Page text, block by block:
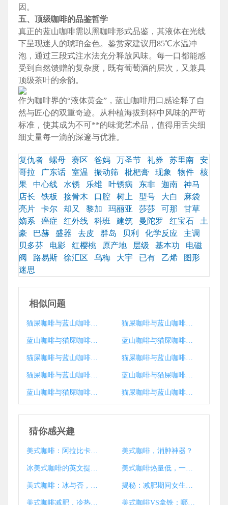
因。
五、顶级咖啡的品鉴哲学
真正的蓝山咖啡需以黑咖啡形式品鉴，其液体在光线
下呈现迷人的琥珀金色。鉴赏家建议用85℃水温冲
泡，通过三段式注水法充分释放风味。每一口都能感
受到自然馈赠的复杂度，既有葡萄酒的层次，又兼具
顶级茶叶的余韵。
作为咖啡界的“液体黄金”，蓝山咖啡用口感诠释了自
然与匠心的双重奇迹。从种植海拔到杯中风味的严苛
标准，使其成为不可**的味觉艺术品，值得用舌尖细
细丈量每一滴的深邃与优雅。
复仇者 螺母 赛区 爸妈 万圣节 礼券 苏里南
安
哥拉
广东话 室温 振动筛 枇杷膏 现象 物件
核
果
中心线 水锈 乐维 叶锈病 东非 迦南
神马
店长
铁板 接骨木 口腔 树上 型号 大白
麻袋
亮片
卡尔 却又 黎加 玛丽亚 莎莎 可那
甘草
嫡系
癌症 红外线 科班 建筑 曼陀罗 红宝石
土
豪
巴赫 盛器 去皮 群岛 贝利 化学反应
主调
贝多芬
电影 红樱桃 原产地 层级 基本功
电磁
阀
路易斯 徐汇区 乌梅 大宇 已有 乙烯
图形
迷思
相似问题
猫屎咖啡与蓝山咖啡：珍稀与经典的味觉对话 猫屎咖啡与蓝山咖啡：风味、文化与价值的极致对比
蓝山咖啡与猫屎咖啡：味觉传奇与文化碰撞 蓝山咖啡与猫屎咖啡：风味、文化与选择的深度解析
猫屎咖啡与蓝山咖啡：自然馈赠与人文传承的极致碰撞 猫屎咖啡与蓝山咖啡：从误解到真相的全面解析
猫屎咖啡与蓝山咖啡：自然馈赠与人工雕琢的味觉对话 蓝山咖啡与猫屎咖啡：两种顶级咖啡的差异与魅力
蓝山咖啡与猫屎咖啡：极致风味的文化碰撞 猫屎咖啡与蓝山咖啡：从产地到口感的全面对比
猜你感兴趣
美式咖啡：阿拉比卡豆的完美诠释！ 美式咖啡，消肿神器？
冰美式咖啡的英文提问全分类 美式咖啡热量低，一览热量最低咖啡饮品
美式咖啡：冰与否，一个值得思考的问题？ 揭秘：减肥期间女生喝冰美式咖啡的科学利弊
美式咖啡减肥，冷热皆可喝？ 美式咖啡VS拿铁：哪款更胜一筹？